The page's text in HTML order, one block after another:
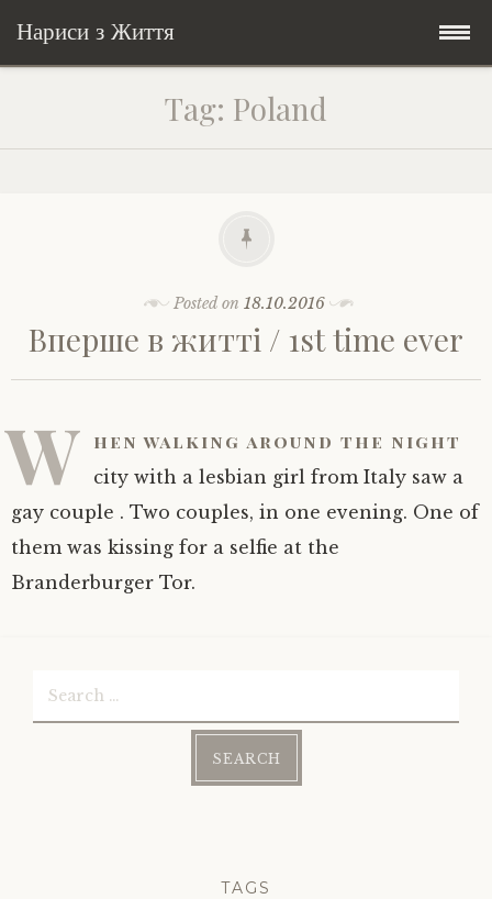
Нариси з Життя
content
Соло автостоп
Освіта і виховання
Соціальне
Поезія
Всякого по трохи
poetry
My Speeches/Мої промови
Tag: Poland
Posted on18.10.2016
Вперше в житті / 1st time ever
W hen walking around the night
city with a lesbian girl from Italy saw a
gay couple . Two couples, in one evening. One of
them was kissing for a selfie at the
Branderburger Tor.
TAGS